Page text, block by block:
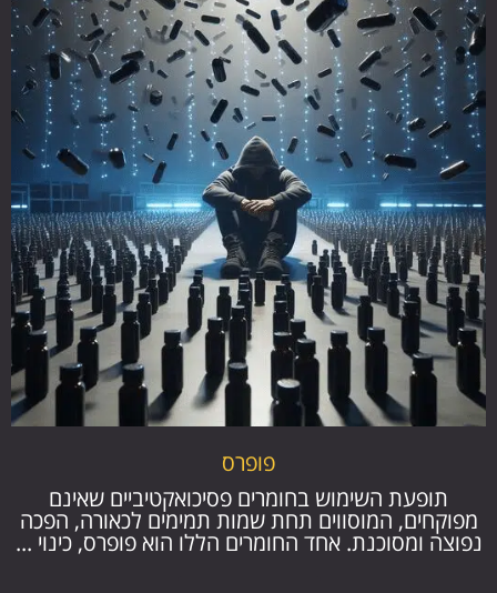
פופרס
תופעת השימוש בחומרים פסיכואקטיביים שאינם
מפוקחים, המוסווים תחת שמות תמימים לכאורה, הפכה
נפוצה ומסוכנת. אחד החומרים הללו הוא פופרס, כינוי ...